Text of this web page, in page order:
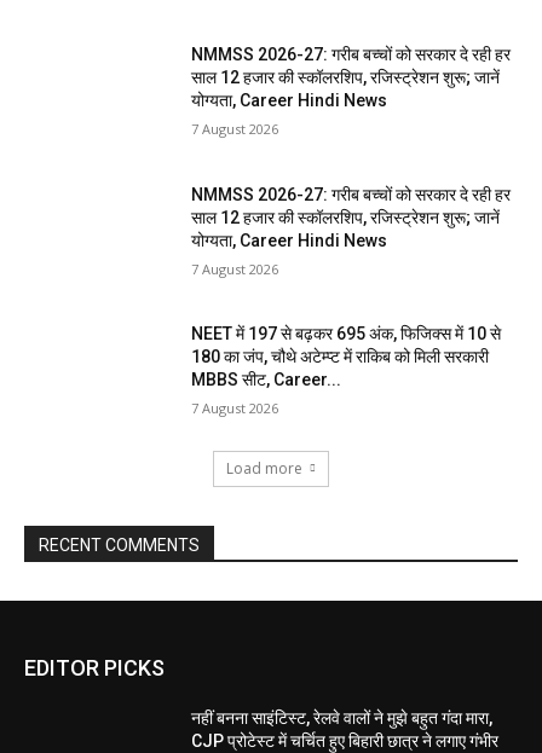
NMMSS 2026-27: गरीब बच्चों को सरकार दे रही हर
साल 12 हजार की स्कॉलरशिप, रजिस्ट्रेशन शुरू; जानें
योग्यता, Career Hindi News
7 August 2026
NMMSS 2026-27: गरीब बच्चों को सरकार दे रही हर
साल 12 हजार की स्कॉलरशिप, रजिस्ट्रेशन शुरू; जानें
योग्यता, Career Hindi News
7 August 2026
NEET में 197 से बढ़कर 695 अंक, फिजिक्स में 10 से
180 का जंप, चौथे अटेम्प्ट में राकिब को मिली सरकारी
MBBS सीट, Career...
7 August 2026
Load more
RECENT COMMENTS
EDITOR PICKS
नहीं बनना साइंटिस्ट, रेलवे वालों ने मुझे बहुत गंदा मारा,
CJP प्रोटेस्ट में चर्चित हुए बिहारी छात्र ने लगाए गंभीर